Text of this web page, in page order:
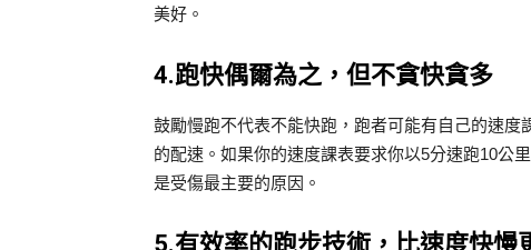
美好。
4.跑快偶爾為之，但不貪快貪多
鼓勵慢跑不代表不能快跑，跑者可能有自己的速
的配速。如果你的速度課表要求你以5分速跑10公
是受傷最主要的原因。
5.有效率的跑步技術，比速度快慢